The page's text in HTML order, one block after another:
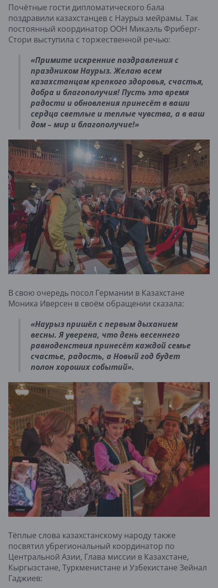
Почётные гости дипломатического бала
поздравили казахстанцев с Наурыз мейрамы. Так
постоянный координатор ООН Микаэль Фриберг-
Стори выступила с торжественной речью:
«Примите искренние поздравления с
праздником Наурыз. Желаю всем
казахстанцам крепкого здоровья, счастья,
добра и благополучия! Пусть это время
радости и обновления принесёт в ваши
сердца светлые и теплые чувства, а в ваш
дом – мир и благополучие!»
В свою очередь посол Германии в Казахстане
Моника Иверсен в своём обращении сказала:
«Наурыз пришёл с первым дыханием
весны. Я уверена, что день весеннего
равноденствия принесёт каждой семье
счастье, радость, а Новый год будет
полон хороших событий».
Тёплые слова казахстанскому народу также
посвятил убрегиональный координатор по
Центральной Азии, Глава миссии в Казахстане,
Кыргызстане, Туркменистане и Узбекистане Зейнал
Гаджиев: